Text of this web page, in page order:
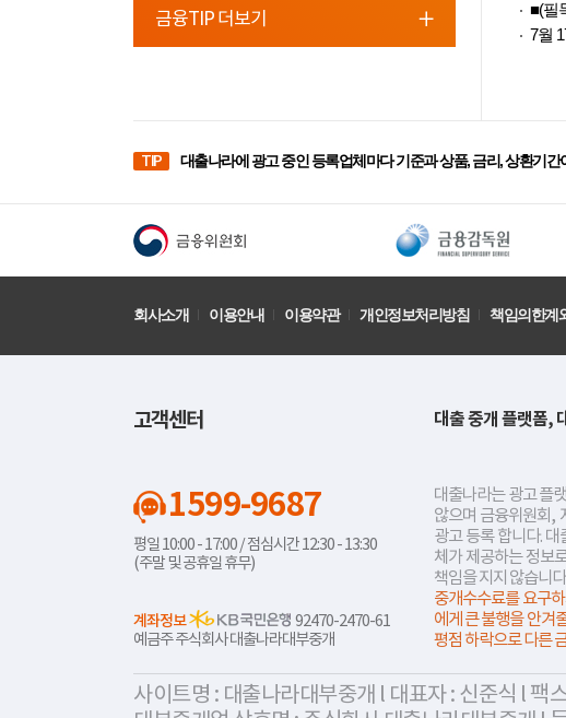
금융TIP 더보기
■(필
7월
TIP 대출나라에 광고 중인 등록업체마다 기준과 상품, 금리, 상환기
회사소개 이용안내 이용약관 개인정보처리방침 책임의한계
고객센터
1599-9687
평일 10:00 - 17:00 / 점심시간 12:30 - 13:30
(주말 및 공휴일 휴무)
계좌정보
92470-2470-61
예금주 주식회사 대출나라대부중개
대출 중개 플랫폼,
대출나라는 광고 플
않으며 금융위원회,
광고 등록 합니다.
체가 제공하는 정보
책임을 지지 않습니
중개수수료를 요구
에게 큰 불행을 안겨
평점 하락으로 다른
사이트명 : 대출나라대부중개 l 대표자 : 신준식 l 팩